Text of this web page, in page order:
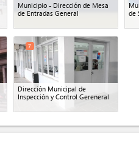
Municipio - Dirección de Mesa
de Entradas General
de
Dirección Municipal de
Inspección y Control Gereneral
7